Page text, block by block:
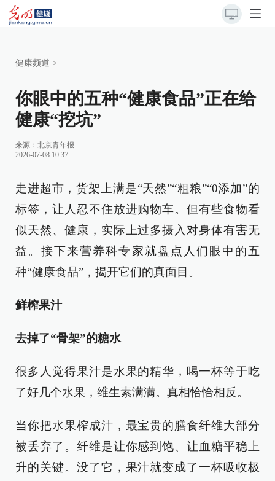
健康频道 >
你眼中的五种“健康食品”正在给
健康“挖坑”
来源： 北京青年报
2026-07-08 10:37
走进超市，货架上满是“天然”“粗粮”“0添加”的
标签，让人忍不住放进购物车。但有些食物看
似天然、健康，实际上过多摄入对身体有害无
益。接下来营养科专家就盘点人们眼中的五
种“健康食品”，揭开它们的真面目。
鲜榨果汁
去掉了“骨架”的糖水
很多人觉得果汁是水果的精华，喝一杯等于吃
了好几个水果，维生素满满。真相恰恰相反。
当你把水果榨成汁，最宝贵的膳食纤维大部分
被丢弃了。纤维是让你感到饱、让血糖平稳上
升的关键。没了它，果汁就变成了一杯吸收极